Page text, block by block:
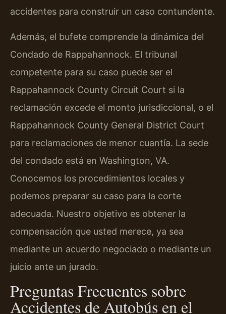
accidentes para construir un caso contundente.
Además, el bufete comprende la dinámica del
Condado de Rappahannock. El tribunal
competente para su caso puede ser el
Rappahannock County Circuit Court si la
reclamación excede el monto jurisdiccional, o el
Rappahannock County General District Court
para reclamaciones de menor cuantía. La sede
del condado está en Washington, VA.
Conocemos los procedimientos locales y
podemos preparar su caso para la corte
adecuada. Nuestro objetivo es obtener la
compensación que usted merece, ya sea
mediante un acuerdo negociado o mediante un
juicio ante un jurado.
Preguntas Frecuentes sobre
Accidentes de Autobús en el